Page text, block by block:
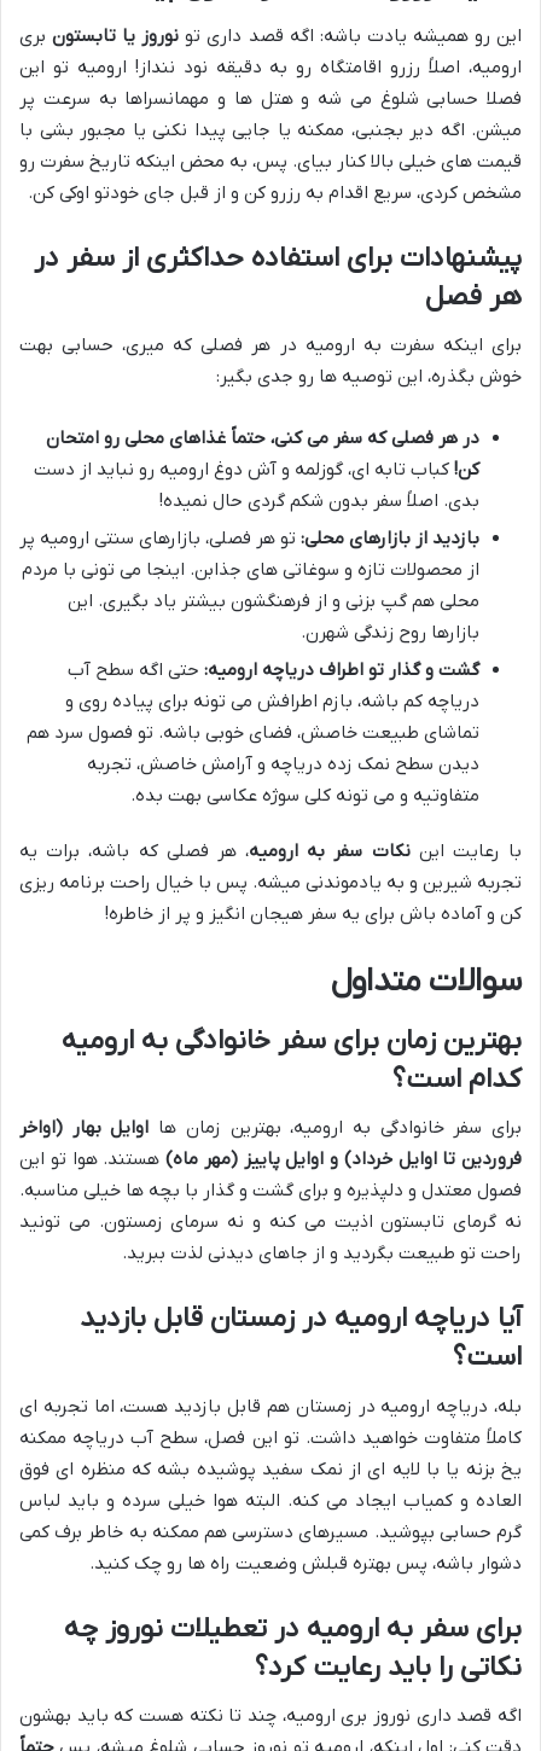
این رو همیشه یادت باشه: اگه قصد داری تو نوروز یا تابستونبری
ارومیه، اصلاً رزرو اقامتگاه رو به دقیقه نود ننداز! ارومیه تو این
فصلا حسابی شلوغ می شه و هتل ها و مهمانسراها به سرعت پر
میشن. اگه دیر بجنبی، ممکنه یا جایی پیدا نکنی یا مجبور بشی با
قیمت های خیلی بالا کنار بیای. پس، به محض اینکه تاریخ سفرت رو
مشخص کردی، سریع اقدام به رزرو کن و از قبل جای خودتو اوکی کن.
پیشنهادات برای استفاده حداکثری از سفر در
هر فصل
برای اینکه سفرت به ارومیه در هر فصلی که میری، حسابی بهت
خوش بگذره، این توصیه ها رو جدی بگیر:
در هر فصلی که سفر می کنی، حتماً غذاهای محلی رو امتحان
کن! کباب تابه ای، گوزلمه و آش دوغ ارومیه رو نباید از دست
بدی. اصلاً سفر بدون شکم گردی حال نمیده!
بازدید از بازارهای محلی: تو هر فصلی، بازارهای سنتی ارومیه پر
از محصولات تازه و سوغاتی های جذابن. اینجا می تونی با مردم
محلی هم گپ بزنی و از فرهنگشون بیشتر یاد بگیری. این
بازارها روح زندگی شهرن.
گشت و گذار تو اطراف دریاچه ارومیه: حتی اگه سطح آب
دریاچه کم باشه، بازم اطرافش می تونه برای پیاده روی و
تماشای طبیعت خاصش، فضای خوبی باشه. تو فصول سرد هم
دیدن سطح نمک زده دریاچه و آرامش خاصش، تجربه
متفاوتیه و می تونه کلی سوژه عکاسی بهت بده.
با رعایت ایننکات سفر به ارومیه، هر فصلی که باشه، برات یه
تجربه شیرین و به یادموندنی میشه. پس با خیال راحت برنامه ریزی
کن و آماده باش برای یه سفر هیجان انگیز و پر از خاطره!
سوالات متداول
بهترین زمان برای سفر خانوادگی به ارومیه
کدام است؟
برای سفر خانوادگی به ارومیه، بهترین زمان ها اوایل بهار (اواخر
فروردین تا اوایل خرداد) و اوایل پاییز (مهر ماه) هستند. هوا تو این
فصول معتدل و دلپذیره و برای گشت و گذار با بچه ها خیلی مناسبه.
نه گرمای تابستون اذیت می کنه و نه سرمای زمستون. می تونید
راحت تو طبیعت بگردید و از جاهای دیدنی لذت ببرید.
آیا دریاچه ارومیه در زمستان قابل بازدید
است؟
بله، دریاچه ارومیه در زمستان هم قابل بازدید هست، اما تجربه ای
کاملاً متفاوت خواهید داشت. تو این فصل، سطح آب دریاچه ممکنه
یخ بزنه یا با لایه ای از نمک سفید پوشیده بشه که منظره ای فوق
العاده و کمیاب ایجاد می کنه. البته هوا خیلی سرده و باید لباس
گرم حسابی بپوشید. مسیرهای دسترسی هم ممکنه به خاطر برف کمی
دشوار باشه، پس بهتره قبلش وضعیت راه ها رو چک کنید.
برای سفر به ارومیه در تعطیلات نوروز چه
نکاتی را باید رعایت کرد؟
اگه قصد داری نوروز بری ارومیه، چند تا نکته هست که باید بهشون